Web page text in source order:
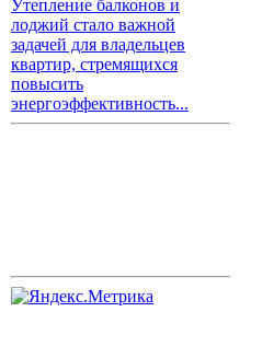
Утепление балконов и
лоджий стало важной
задачей для владельцев
квартир, стремящихся
повысить
энергоэффективность...